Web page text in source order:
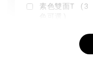
素色雙面T (3